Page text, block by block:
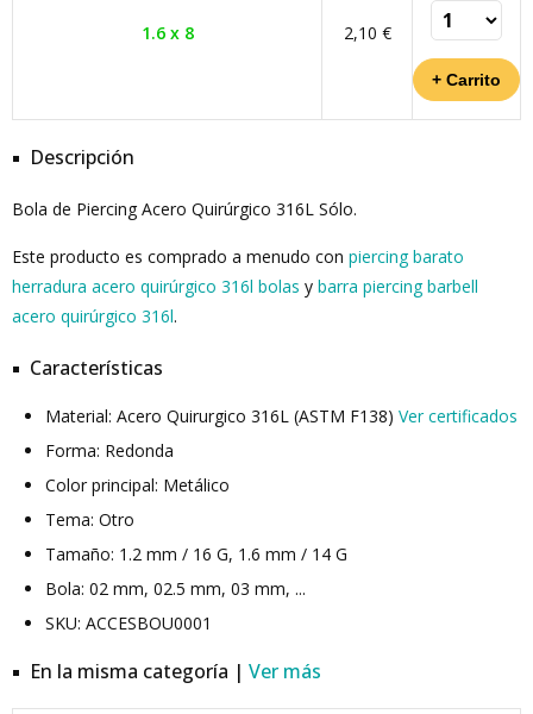
1.6 x 8 2,10 €
Descripción
Bola de Piercing Acero Quirúrgico 316L Sólo.
Este producto es comprado a menudo con piercing barato
herradura acero quirúrgico 316l bolas y barra piercing barbell
acero quirúrgico 316l.
Características
Material: Acero Quirurgico 316L (ASTM F138) Ver certificados
Forma: Redonda
Color principal: Metálico
Tema: Otro
Tamaño: 1.2 mm / 16 G, 1.6 mm / 14 G
Bola: 02 mm, 02.5 mm, 03 mm, ...
SKU: ACCESBOU0001
En la misma categoría | Ver más